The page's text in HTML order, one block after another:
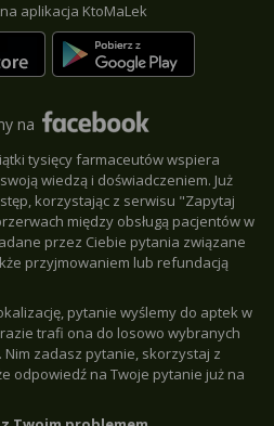
aplikacja KtoMaLek
na
tysięcy farmaceutów wspiera
wiedzą i doświadczeniem. Już
korzystając z serwisu "Zapytaj
między obsługą pacjentów w
przez Ciebie pytania związane
przyjmowaniem lub refundacją
pytanie wyślemy do aptek w
trafi ona do losowo wybranych
Nim zadasz pytanie, skorzystaj z
odpowiedź na Twoje pytanie już na